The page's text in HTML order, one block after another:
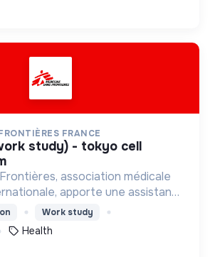
FRANCE
association médicale
apporte une assistance
dont la vie est
Work study
Health